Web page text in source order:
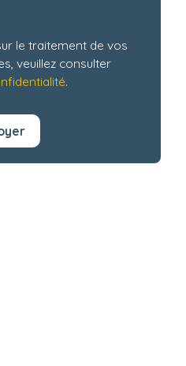
le traitement de vos
veuillez consulter
.